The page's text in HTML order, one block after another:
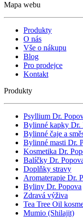
Mapa webu
Produkty
O nás
Vše o nákupu
Blog
Pro prodejce
Kontakt
Produkty
Psyllium Dr.
Bylinné kapky Dr.
Bylinné čaje a
Bylinné masti Dr.
Kosmetika Dr.
Balíčky Dr.
Doplňky stravy
Aromaterapie Dr.
Byliny Dr. Popova
Zdravá výživa
Tea Tree Oil
Mumio (Shilajit)